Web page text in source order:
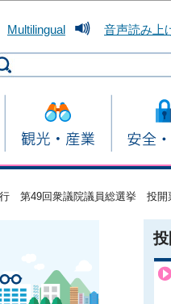
Multilingual 音声読み上
行 第49回衆議院議員総選挙 投開